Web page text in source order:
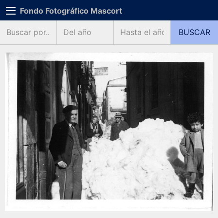
Fondo Fotográfico Mascort